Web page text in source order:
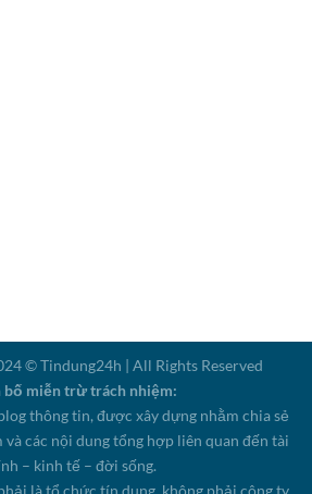
© Tindung24h | All Rights Reserved
bố miễn trừ trách nhiệm:
thông tin, được xây dựng nhằm chia sẻ
các nội dung tổng hợp liên quan đến tài
– kinh tế – đời sống.
là tổ chức tín dụng, không phải công ty